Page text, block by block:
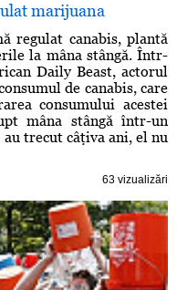
marijuana
regulat canabis, plantă
la mâna stângă. Într-
Daily Beast, actorul
de canabis, care
consumului acestei
mâna stângă într-un
trecut câţiva ani, el nu
63 vizualizări